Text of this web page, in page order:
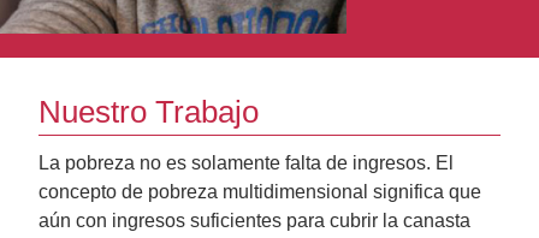
Nuestro Trabajo
La pobreza no es solamente falta de ingresos. El
concepto de pobreza multidimensional significa que
aún con ingresos suficientes para cubrir la canasta